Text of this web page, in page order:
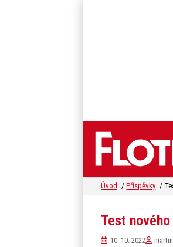
Úvod Příspěvky
Test
10. 10. 2022 martin